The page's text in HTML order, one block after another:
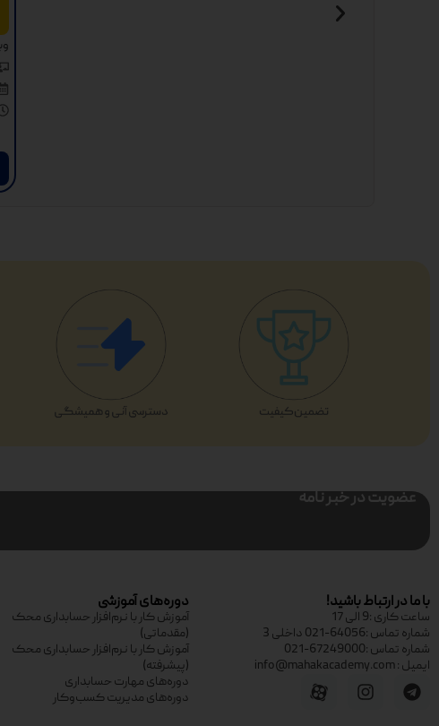
عضویت در خبر نامه
با ما در ارتباط باشید!
ساعت کاری :9 الی 17
شماره تماس :64056-021 داخلی 3
شماره تماس :67249000-021
ایمیل : info@mahakacademy.com
دوره‌های آموزشی
آموزش کار با نرم‌افزار حسابداری محک
(مقدماتی)
آموزش کار با نرم‌افزار حسابداری محک
(پیشرفته)
دوره‌های مهارت حسابداری
دوره‌های مدیریت کسب‌وکار